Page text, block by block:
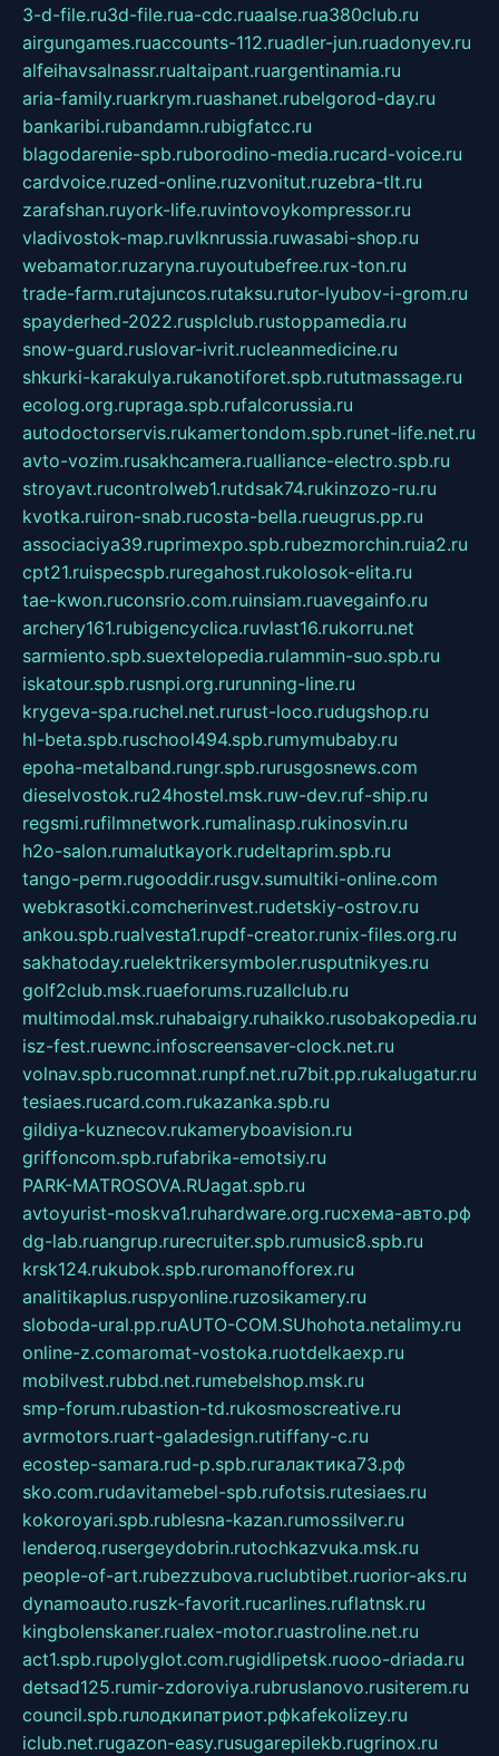
3-d-file.ru3d-file.rua-cdc.ruaalse.rua380club.ru
airgungames.ruaccounts-112.ruadler-jun.ruadonyev.ru
alfeihavsalnassr.rualtaipant.ruargentinamia.ru
aria-family.ruarkrym.ruashanet.rubelgorod-day.ru
bankaribi.rubandamn.rubigfatcc.ru
blagodarenie-spb.ruborodino-media.rucard-voice.ru
cardvoice.ruzed-online.ruzvonitut.ruzebra-tlt.ru
zarafshan.ruyork-life.ruvintovoykompressor.ru
vladivostok-map.ruvlknrussia.ruwasabi-shop.ru
webamator.ruzaryna.ruyoutubefree.rux-ton.ru
trade-farm.rutajuncos.rutaksu.rutor-lyubov-i-grom.ru
spayderhed-2022.rusplclub.rustoppamedia.ru
snow-guard.ruslovar-ivrit.rucleanmedicine.ru
shkurki-karakulya.rukanotiforet.spb.rututmassage.ru
ecolog.org.rupraga.spb.rufalcorussia.ru
autodoctorservis.rukamertondom.spb.runet-life.net.ru
avto-vozim.rusakhcamera.rualliance-electro.spb.ru
stroyavt.rucontrolweb1.rutdsak74.rukinzozo-ru.ru
kvotka.ruiron-snab.rucosta-bella.rueugrus.pp.ru
associaciya39.ruprimexpo.spb.rubezmorchin.ruia2.ru
cpt21.ruispecspb.ruregahost.rukolosok-elita.ru
tae-kwon.ruconsrio.com.ruinsiam.ruavegainfo.ru
archery161.rubigencyclica.ruvlast16.rukorru.net
sarmiento.spb.suextelopedia.rulammin-suo.spb.ru
iskatour.spb.rusnpi.org.rurunning-line.ru
krygeva-spa.ruchel.net.rurust-loco.rudugshop.ru
hl-beta.spb.ruschool494.spb.rumymubaby.ru
epoha-metalband.rungr.spb.rurusgosnews.com
dieselvostok.ru24hostel.msk.ruw-dev.ruf-ship.ru
regsmi.rufilmnetwork.rumalinasp.rukinosvin.ru
h2o-salon.rumalutkayork.rudeltaprim.spb.ru
tango-perm.rugooddir.rusgv.sumultiki-online.com
webkrasotki.comcherinvest.rudetskiy-ostrov.ru
ankou.spb.rualvesta1.rupdf-creator.runix-files.org.ru
sakhatoday.ruelektrikersymboler.rusputnikyes.ru
golf2club.msk.ruaeforums.ruzallclub.ru
multimodal.msk.ruhabaigry.ruhaikko.rusobakopedia.ru
isz-fest.ruewnc.infoscreensaver-clock.net.ru
volnav.spb.rucomnat.runpf.net.ru7bit.pp.rukalugatur.ru
tesiaes.rucard.com.rukazanka.spb.ru
gildiya-kuznecov.rukameryboavision.ru
griffoncom.spb.rufabrika-emotsiy.ru
PARK-MATROSOVA.RUagat.spb.ru
avtoyurist-moskva1.ruhardware.org.ruсхема-авто.рф
dg-lab.ruangrup.rurecruiter.spb.rumusic8.spb.ru
krsk124.rukubok.spb.ruromanofforex.ru
analitikaplus.ruspyonline.ruzosikamery.ru
sloboda-ural.pp.ruAUTO-COM.SUhohota.netalimy.ru
online-z.comaromat-vostoka.ruotdelkaexp.ru
mobilvest.rubbd.net.rumebelshop.msk.ru
smp-forum.rubastion-td.rukosmoscreative.ru
avrmotors.ruart-galadesign.rutiffany-c.ru
ecostep-samara.rud-p.spb.ruгалактика73.рф
sko.com.rudavitamebel-spb.rufotsis.rutesiaes.ru
kokoroyari.spb.rublesna-kazan.rumossilver.ru
lenderoq.rusergeydobrin.rutochkazvuka.msk.ru
people-of-art.rubezzubova.ruclubtibet.ruorior-aks.ru
dynamoauto.ruszk-favorit.rucarlines.ruflatnsk.ru
kingbolenskaner.rualex-motor.ruastroline.net.ru
act1.spb.rupolyglot.com.rugidlipetsk.ruooo-driada.ru
detsad125.rumir-zdoroviya.rubruslanovo.rusiterem.ru
council.spb.ruлодкипатриот.рфkafekolizey.ru
iclub.net.rugazon-easy.rusugarepilekb.rugrinox.ru